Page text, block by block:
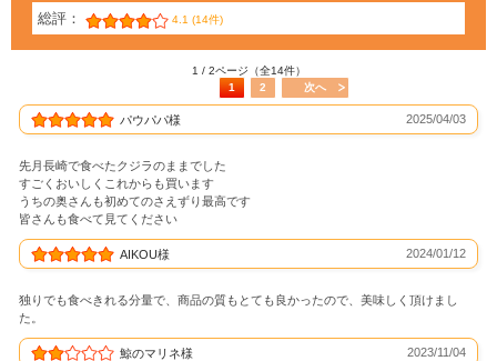
総評： 4.1 (14件)
1 / 2ページ（全14件）
1
2 次へ
パウパパ様 2025/04/03
先月長崎で食べたクジラのままでした
すごくおいしくこれからも買います
うちの奥さんも初めてのさえずり最高です
皆さんも食べて見てください
AIKOU様 2024/01/12
独りでも食べきれる分量で、商品の質もとても良かったので、美味しく頂けまし
た。
鯨のマリネ様 2023/11/04